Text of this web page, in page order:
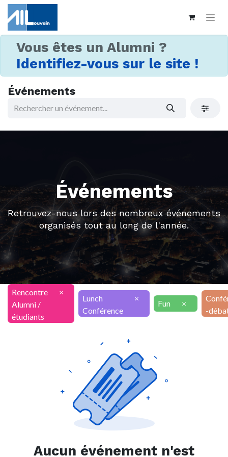
Vous êtes un Alumni ?
Identifiez-vous sur le site !
Événements
Événements
Retrouvez-nous lors des nombreux événements
organisés tout au long de l'année.
Rencontre
Alumni /
étudiants
×
Lunch
Conférence
×
Fun ×
-
Aucun événement n'est